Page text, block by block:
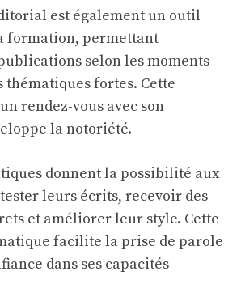
est également un outil
formation, permettant
selon les moments
thématiques fortes. Cette
rendez-vous avec son
la notoriété.
donnent la possibilité aux
leurs écrits, recevoir des
et améliorer leur style. Cette
facilite la prise de parole
dans ses capacités